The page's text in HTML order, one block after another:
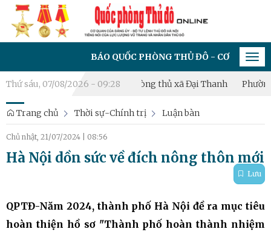
BÁO QUỐC PHÒNG THỦ ĐÔ - CƠ QUAN CỦA
Thứ sáu, 07/08/2026 - 09:28
mạc diễn tập chiến đấu phòng thủ xã Đại Thanh Phường
Trang chủ Thời sự-Chính trị Luận bàn
Chủ nhật, 21/07/2024 08:56
Hà Nội dồn sức về đích nông thôn mới
Lưu
QPTĐ-Năm 2024, thành phố Hà Nội đề ra mục tiêu
hoàn thiện hồ sơ "Thành phố hoàn thành nhiệm